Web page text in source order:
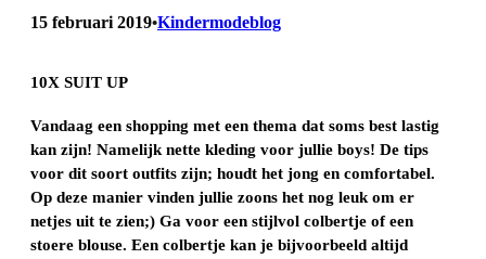
15 februari 2019•Kindermodeblog
10X SUIT UP
Vandaag een shopping met een thema dat soms best lastig
kan zijn! Namelijk nette kleding voor jullie boys! De tips
voor dit soort outfits zijn; houdt het jong en comfortabel.
Op deze manier vinden jullie zoons het nog leuk om er
netjes uit te zien;) Ga voor een stijlvol colbertje of een
stoere blouse. Een colbertje kan je bijvoorbeeld altijd